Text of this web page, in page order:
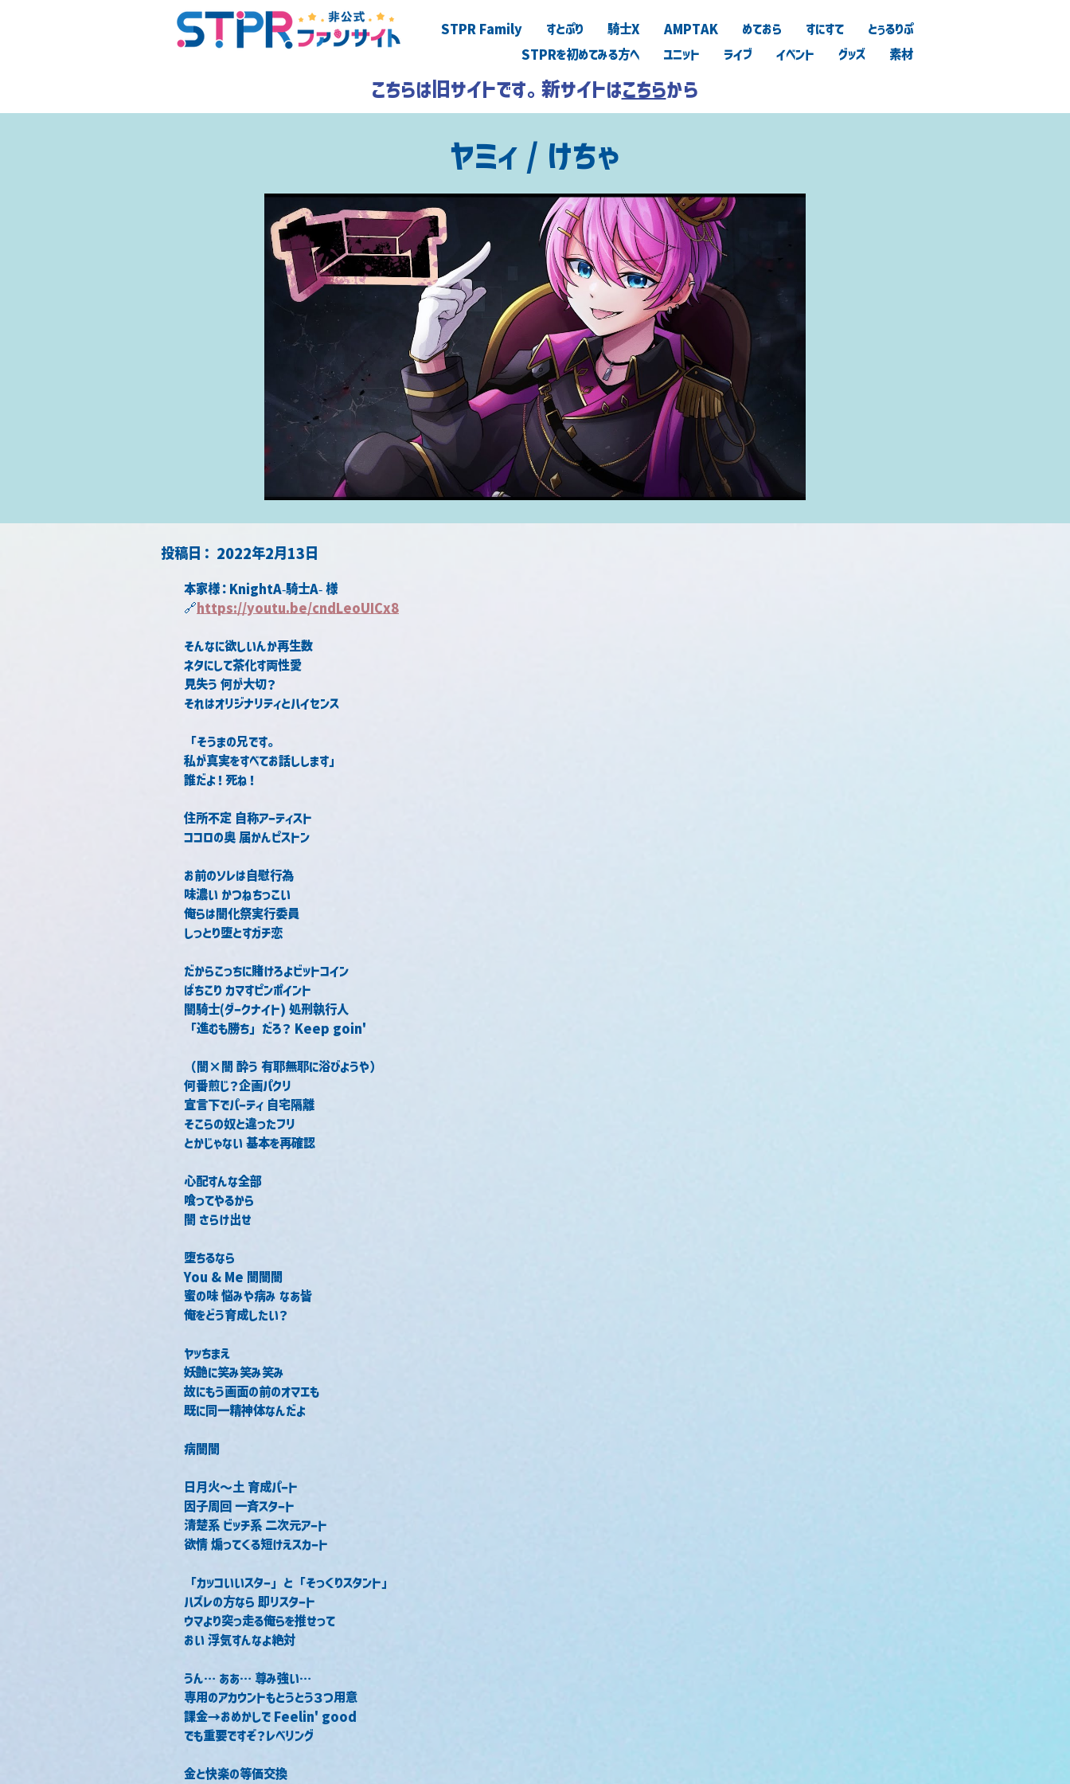
STPR Family すとぷり 騎士X AMPTAK めておら すにすて
とぅるりぷ
STPRを初めてみる方へ
ユニット ライブ イベント グッズ 素材
こちらは旧サイトです。新サイトはこちらから
ヤミィ / けちゃ
2022年2月13日
​投稿日：
本家様：KnightA-騎士A- 様
🔗https://youtu.be/cndLeoUICx8
そんなに欲しいんか再生数
ネタにして茶化す両性愛
見失う 何が大切？
それはオリジナリティとハイセンス
「そうまの兄です。
私が真実をすべてお話しします」
誰だよ！死ね！
住所不定 自称アーティスト
ココロの奥 届かんピストン
お前のソレは自慰行為
味濃い かつねちっこい
俺らは闇化祭実行委員
しっとり堕とすガチ恋
だからこっちに賭けろよビットコイン
ばちこり カマすピンポイント
闇騎士(ダークナイト) 処刑執行人
「進むも勝ち」だろ？ Keep goin'
（闇×闇 酔う 有耶無耶に浴びようや）
何番煎じ？企画パクリ
宣言下でパーティ 自宅隔離
そこらの奴と違ったフリ
とかじゃない 基本を再確認
心配すんな全部
喰ってやるから
闇 さらけ出せ
堕ちるなら
You & Me 闇闇闇
蜜の味 悩みや病み なあ皆
俺をどう育成したい？
ヤッちまえ
妖艶に笑み笑み笑み
故にもう画面の前のオマエも
既に同一精神体なんだよ
病闇闇
日月火～土 育成パート
因子周回 一斉スタート
清楚系 ビッチ系 二次元アート
欲情 煽ってくる短けえスカート
「カッコいいスター」と「そっくりスタント」
ハズレの方なら 即リスタート
ウマより突っ走る俺らを推せって
おい 浮気すんなよ絶対
うん… ああ… 尊み強い…
専用のアカウントもとうとう３つ用意
課金→おめかしで Feelin' good
でも重要ですぞ？レベリング
金と快楽の等価交換